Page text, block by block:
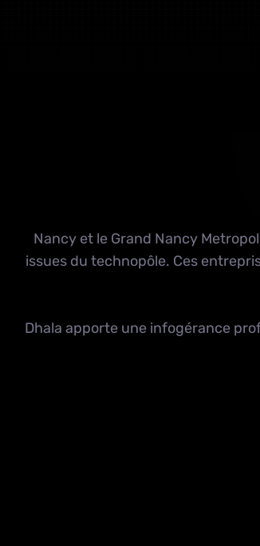
Nancy et le Grand Nancy
issues du technopôle. Ces
Dhala apporte une infogérance